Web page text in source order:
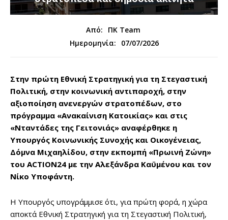
Από:
ΠΚ Team
Ημερομηνία:
07/07/2026
Στην πρώτη Εθνική Στρατηγική για τη Στεγαστική
Πολιτική, στην κοινωνική αντιπαροχή, στην
αξιοποίηση ανενεργών στρατοπέδων, στο
πρόγραμμα «Ανακαίνιση Κατοικίας» και στις
«Νταντάδες της Γειτονιάς» αναφέρθηκε η
Υπουργός Κοινωνικής Συνοχής και Οικογένειας,
Δόμνα Μιχαηλίδου, στην εκπομπή «Πρωινή Ζώνη»
του ACTION24 με την Αλεξάνδρα Καϋμένου και τον
Νίκο Υποφάντη.
Η Υπουργός υπογράμμισε ότι, για πρώτη φορά, η χώρα
αποκτά Εθνική Στρατηγική για τη Στεγαστική Πολιτική,